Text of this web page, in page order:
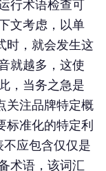
行术语检查可
文考虑，以单
时，就会发生这
就越多，这使
，当务之急是
关注品牌特定概
标准化的特定利
应包含仅仅是
术语，该词汇